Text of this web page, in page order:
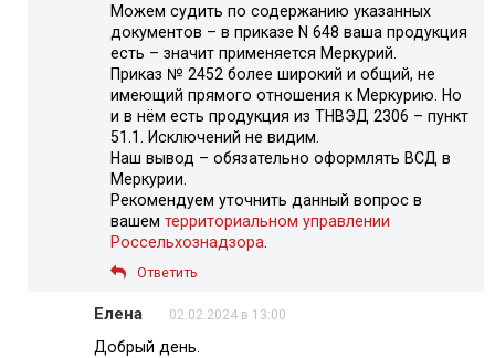
Можем судить по содержанию указанных
документов – в приказе N 648 ваша продукция
есть – значит применяется Меркурий.
Приказ № 2452 более широкий и общий, не
имеющий прямого отношения к Меркурию. Но
и в нём есть продукция из ТНВЭД 2306 – пункт
51.1. Исключений не видим.
Наш вывод – обязательно оформлять ВСД в
Меркурии.
Рекомендуем уточнить данный вопрос в
вашем территориальном управлении
Россельхознадзора
Ответить
Елена 02.02.2024 в 13:00
Добрый день.